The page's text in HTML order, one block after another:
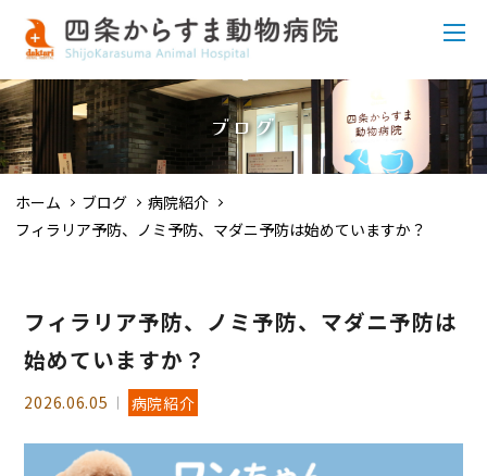
ブログ
ホーム ブログ
病院紹介
フィラリア予防、ノミ予防、マダニ予防は始めていますか？
フィラリア予防、ノミ予防、マダニ予防は
始めていますか？
2026.06.05 病院紹介